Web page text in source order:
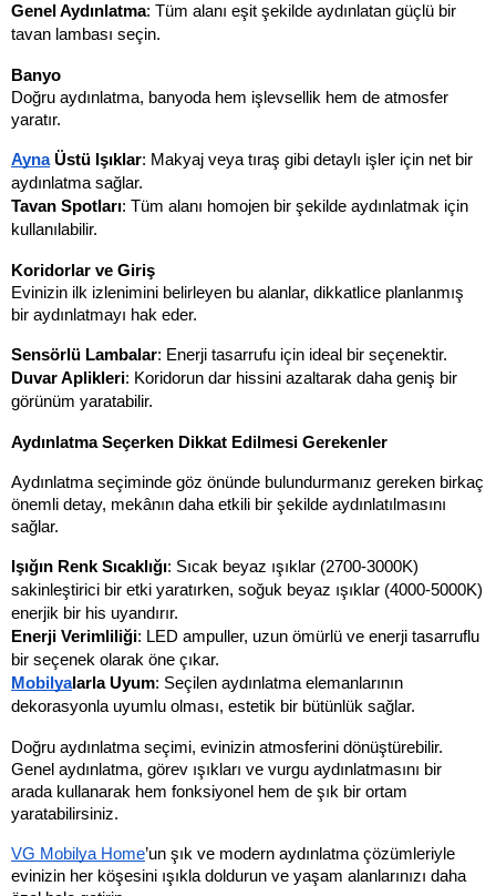
Genel Aydınlatma: Tüm alanı eşit şekilde aydınlatan güçlü bir
tavan lambası seçin.
Banyo
Doğru aydınlatma, banyoda hem işlevsellik hem de atmosfer
yaratır.
Ayna Üstü Işıklar: Makyaj veya tıraş gibi detaylı işler için net bir
aydınlatma sağlar.
Tavan Spotları: Tüm alanı homojen bir şekilde aydınlatmak için
kullanılabilir.
Koridorlar ve Giriş
Evinizin ilk izlenimini belirleyen bu alanlar, dikkatlice planlanmış
bir aydınlatmayı hak eder.
Sensörlü Lambalar: Enerji tasarrufu için ideal bir seçenektir.
Duvar Aplikleri: Koridorun dar hissini azaltarak daha geniş bir
görünüm yaratabilir.
Aydınlatma Seçerken Dikkat Edilmesi Gerekenler
Aydınlatma seçiminde göz önünde bulundurmanız gereken birkaç
önemli detay, mekânın daha etkili bir şekilde aydınlatılmasını
sağlar.
Işığın Renk Sıcaklığı: Sıcak beyaz ışıklar (2700-3000K)
sakinleştirici bir etki yaratırken, soğuk beyaz ışıklar (4000-5000K)
enerjik bir his uyandırır.
Enerji Verimliliği: LED ampuller, uzun ömürlü ve enerji tasarruflu
bir seçenek olarak öne çıkar.
Mobilyalarla Uyum: Seçilen aydınlatma elemanlarının
dekorasyonla uyumlu olması, estetik bir bütünlük sağlar.
Doğru aydınlatma seçimi, evinizin atmosferini dönüştürebilir.
Genel aydınlatma, görev ışıkları ve vurgu aydınlatmasını bir
arada kullanarak hem fonksiyonel hem de şık bir ortam
yaratabilirsiniz.
VG Mobilya Home’un şık ve modern aydınlatma çözümleriyle
evinizin her köşesini ışıkla doldurun ve yaşam alanlarınızı daha